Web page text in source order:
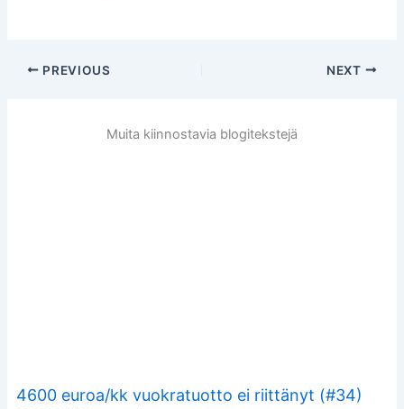
PREVIOUS NEXT
Muita kiinnostavia blogitekstejä
4600 euroa/kk vuokratuotto ei riittänyt (#34)